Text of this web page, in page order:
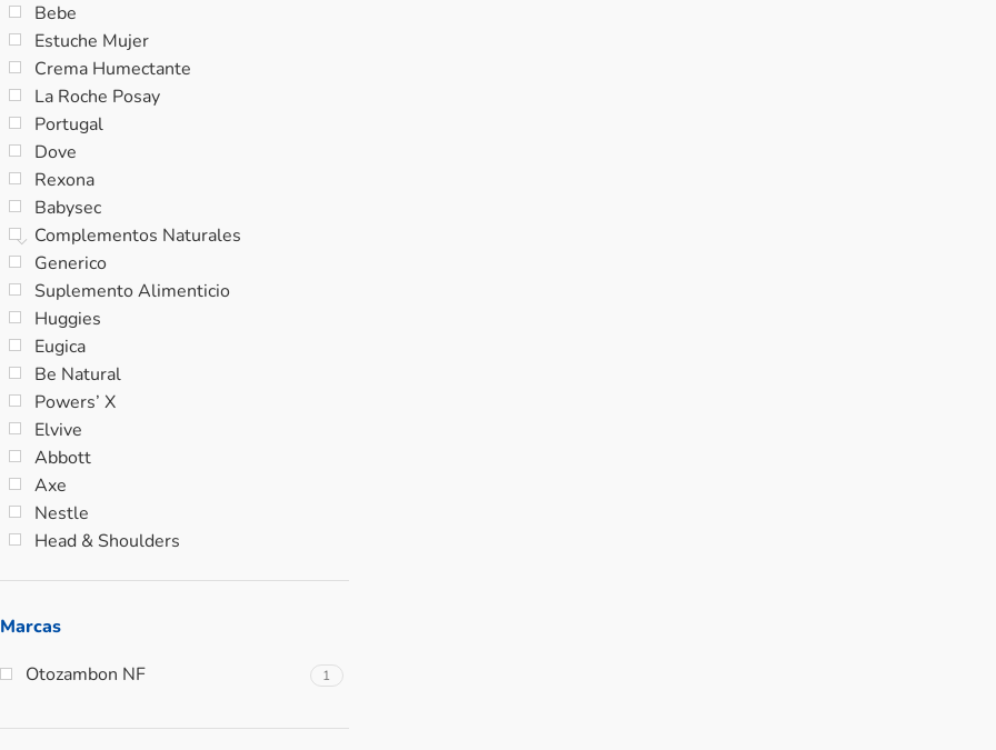
Bebe
Estuche Mujer
Crema Humectante
La Roche Posay
Portugal
Dove
Rexona
Babysec
Complementos Naturales
Generico
Suplemento Alimenticio
Huggies
Eugica
Be Natural
Powers’ X
Elvive
Abbott
Axe
Nestle
Head & Shoulders
Marcas
Otozambon NF
1